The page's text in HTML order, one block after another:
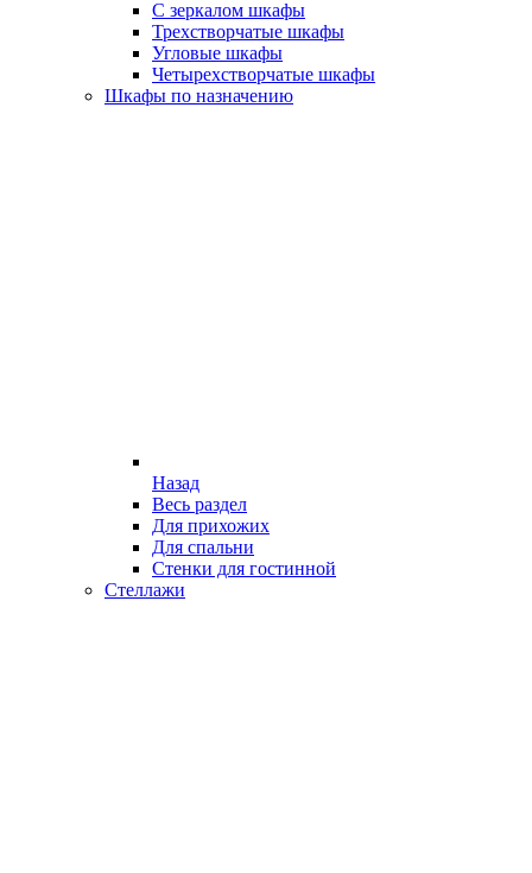
С зеркалом шкафы
Трехстворчатые шкафы
Угловые шкафы
Четырехстворчатые шкафы
Шкафы по назначению
Назад
Весь раздел
Для прихожих
Для спальни
Стенки для гостинной
Стеллажи